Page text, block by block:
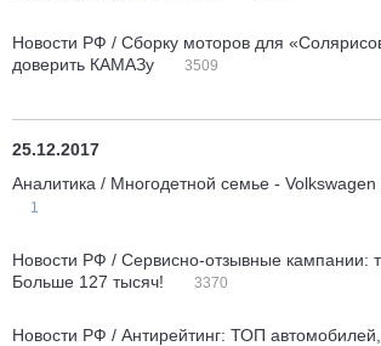
Новости РФ / Сборку моторов для
доверить КАМАЗу
3509
25.12.2017
Аналитика / Многодетной семье -
1
Новости РФ / Сервисно-отзывные кампании:
Больше 127 тысяч!
3370
Новости РФ / Антирейтинг: ТОП